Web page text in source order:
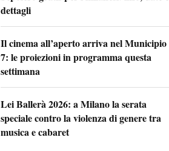
dettagli
Il cinema all’aperto arriva nel Municipio
7: le proiezioni in programma questa
settimana
Lei Ballerà 2026: a Milano la serata
speciale contro la violenza di genere tra
musica e cabaret